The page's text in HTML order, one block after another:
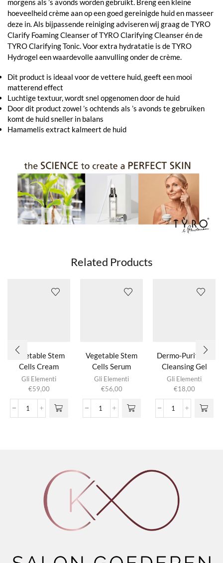
morgens als ’s avonds worden gebruikt. Breng een kleine
hoeveelheid crème aan op een goed gereinigde huid en masseer
deze in. Als bijpassende reiniging adviseren wij graag de TYRO
Clarify Foaming Cleanser of TYRO Clarifying Cleanser én de
TYRO Clarifying Tonic. Voor extra hydratatie is de TYRO
Hydrogel een waardevolle aanvulling onder de crème.
Dit product is ideaal voor de vettere huid, geeft een mooi
matterend effect
Luchtige textuur, wordt snel opgenomen door de huid
Door dit product zowel ’s ochtends als ’s avonds te gebruiken
komt de huid sneller in balans
Hamamelis extract kalmeert de huid
Related Products
Vegetable Stem
Cells Cream
Gli Elementi
€59,00
Vegetable
Vegetable Stem
Cells Serum
Gli Elementi
€56,00
Vegetable
Dermo-Purifying
Cleansing Gel
Gli Elementi
€18,00
Dermo-